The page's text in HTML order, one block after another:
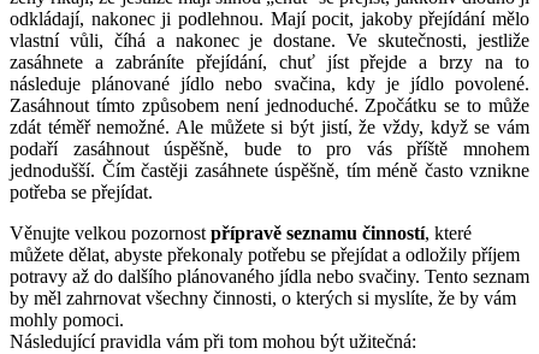
odkládají, nakonec ji podlehnou. Mají pocit, jakoby přejídání mělo
vlastní vůli, číhá a nakonec je dostane. Ve skutečnosti, jestliže
zasáhnete a zabráníte přejídání, chuť jíst přejde a brzy na to
následuje plánované jídlo nebo svačina, kdy je jídlo povolené.
Zasáhnout tímto způsobem není jednoduché. Zpočátku se to může
zdát téměř nemožné. Ale můžete si být jistí, že vždy, když se vám
podaří zasáhnout úspěšně, bude to pro vás příště mnohem
jednodušší. Čím častěji zasáhnete úspěšně, tím méně často vznikne
potřeba se přejídat.
Věnujte velkou pozornost přípravě seznamu činností, které
můžete dělat, abyste překonaly potřebu se přejídat a odložily příjem
potravy až do dalšího plánovaného jídla nebo svačiny. Tento seznam
by měl zahrnovat všechny činnosti, o kterých si myslíte, že by vám
mohly pomoci.
Následující pravidla vám při tom mohou být užitečná: